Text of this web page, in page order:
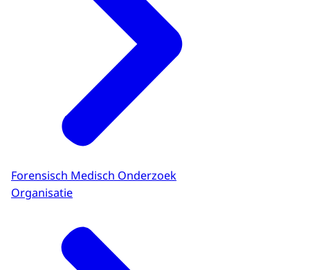
Forensisch Medisch Onderzoek
Organisatie